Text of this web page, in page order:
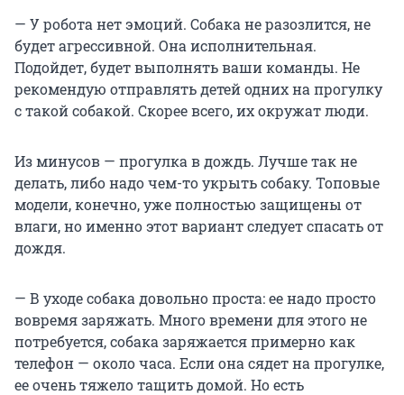
— У робота нет эмоций. Собака не разозлится, не
будет агрессивной. Она исполнительная.
Подойдет, будет выполнять ваши команды. Не
рекомендую отправлять детей одних на прогулку
с такой собакой. Скорее всего, их окружат люди.
Из минусов — прогулка в дождь. Лучше так не
делать, либо надо чем-то укрыть собаку. Топовые
модели, конечно, уже полностью защищены от
влаги, но именно этот вариант следует спасать от
дождя.
— В уходе собака довольно проста: ее надо просто
вовремя заряжать. Много времени для этого не
потребуется, собака заряжается примерно как
телефон — около часа. Если она сядет на прогулке,
ее очень тяжело тащить домой. Но есть